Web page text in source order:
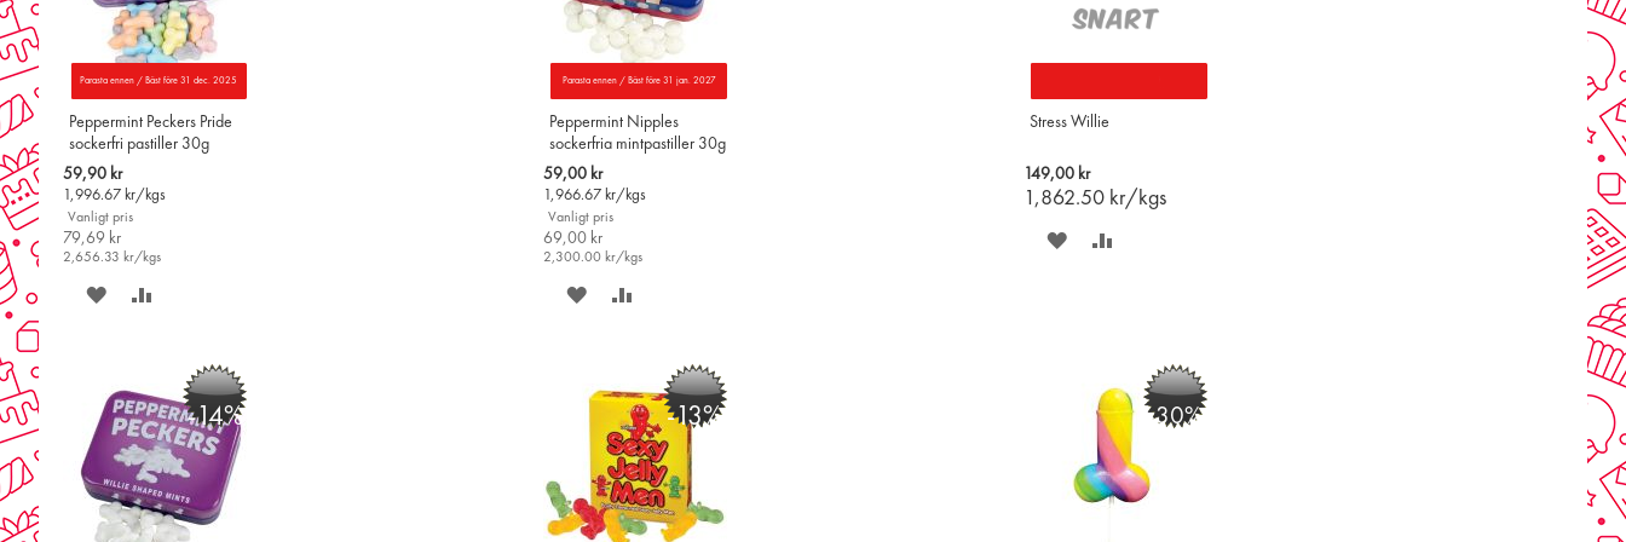
Parasta ennen / Bäst före 31 dec. 2025
Peppermint Peckers Pride
sockerfri pastiller 30g
Special
Price
59,90 kr
1,996.67 kr/kgs
Vanligt pris
79,69 kr
2,656.33 kr/kgs
SPARA
ÖNSKELISTAN
JÄMFÖR
Parasta ennen / Bäst före 31 jan. 2027
Peppermint Nipples
sockerfria mintpastiller 30g
Special
Price
59,00 kr
1,966.67 kr/kgs
Vanligt pris
69,00 kr
2,300.00 kr/kgs
SPARA
ÖNSKELISTAN
JÄMFÖR
Stress Willie
149,00 kr
1,862.50 kr/kgs
SPARA
-14% -13% -30%